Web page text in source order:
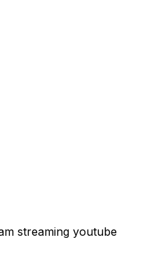
streaming youtube